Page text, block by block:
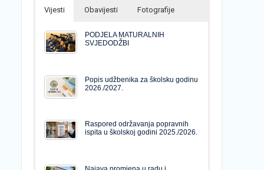
Vijesti Obavijesti Fotografije
PODJELA MATURALNIH
SVJEDODŽBI
Popis udžbenika za školsku godinu
2026./2027.
Raspored održavanja popravnih
ispita u školskoj godini 2025./2026.
Najava promjena u radu i